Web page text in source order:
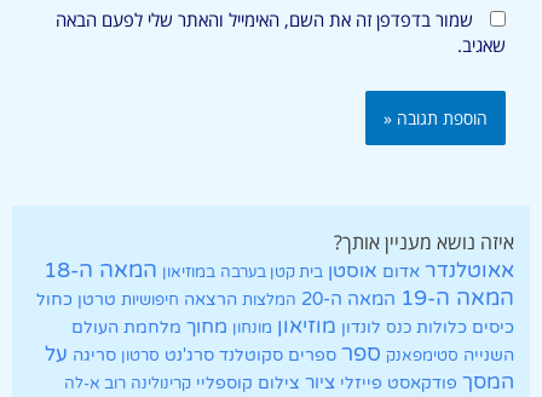
שמור בדפדפן זה את השם, האימייל והאתר שלי לפעם הבאה
שאגיב.
איזה נושא מעניין אותך?
אאוטלנדר אדום אוסטן בית קטן בערבה במוזיאון המאה ה-18
המאה ה-19
המאה ה-20 המלצות הרצאה חיפושיות טרטן כחול
כיסים כלולות כנס לונדון מוזיאון מונחון מחוך מלחמת העולם
השנייה סטימפאנק ספר ספרים סקוטלנד סרג'נט סרטון סריגה על
המסך פודקאסט פייזלי ציור צילום קוספליי קרינולינה רוב א-לה